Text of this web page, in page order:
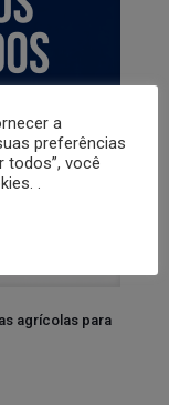
agrícolas para
a
preferências
todos”, você
.